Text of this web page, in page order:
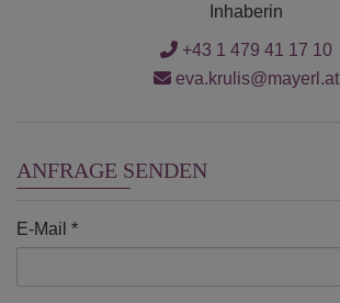
Inhaberin
+43 1 479 41 17 10
eva.krulis@mayerl.at
ANFRAGE SENDEN
E-Mail